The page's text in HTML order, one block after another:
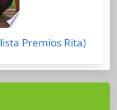
Premios Rita)